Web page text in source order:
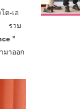
ต-เอ
จ รวม
”
มาออก